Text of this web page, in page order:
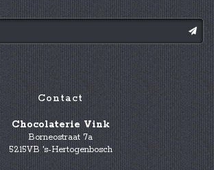
Contact
Chocolaterie Vink
Borneostraat 7a
5215VB 's-Hertogenbosch